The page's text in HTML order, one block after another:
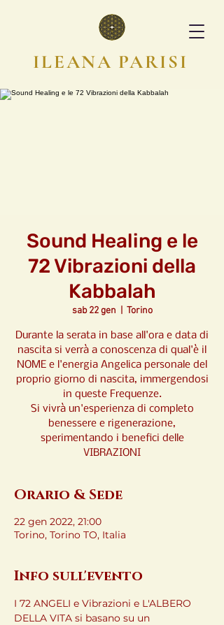
ILEANA PARISI
Sound Healing e le
72 Vibrazioni della
Kabbalah
sab 22 gen Torino
Durante la serata in base all'ora e data di
nascita si verrà a conoscenza di qual'è il
NOME e l'energia Angelica personale del
proprio giorno di nascita, immergendosi
in queste Frequenze.
Si vivrà un'esperienza di completo
benessere e rigenerazione,
sperimentando i benefici delle
VIBRAZIONI
Orario & Sede
22 gen 2022, 21:00
Torino, Torino TO, Italia
Info sull'evento
I 72 ANGELI e Vibrazioni e L'ALBERO
DELLA VITA si basano su un